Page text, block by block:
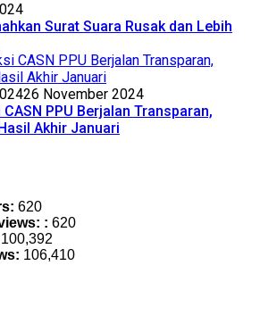
Surat Suara Rusak dan Lebih
26 November 2024
PPU Berjalan Transparan,
Akhir Januari
620
: 620
100,392
106,410